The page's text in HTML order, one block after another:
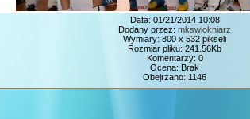
Data: 01/21/2014 10:08
Dodany przez: mkswlokniarz
Wymiary: 800 x 532 pikseli
Rozmiar pliku: 241.56Kb
Komentarzy: 0
Ocena: Brak
Obejrzano: 1146